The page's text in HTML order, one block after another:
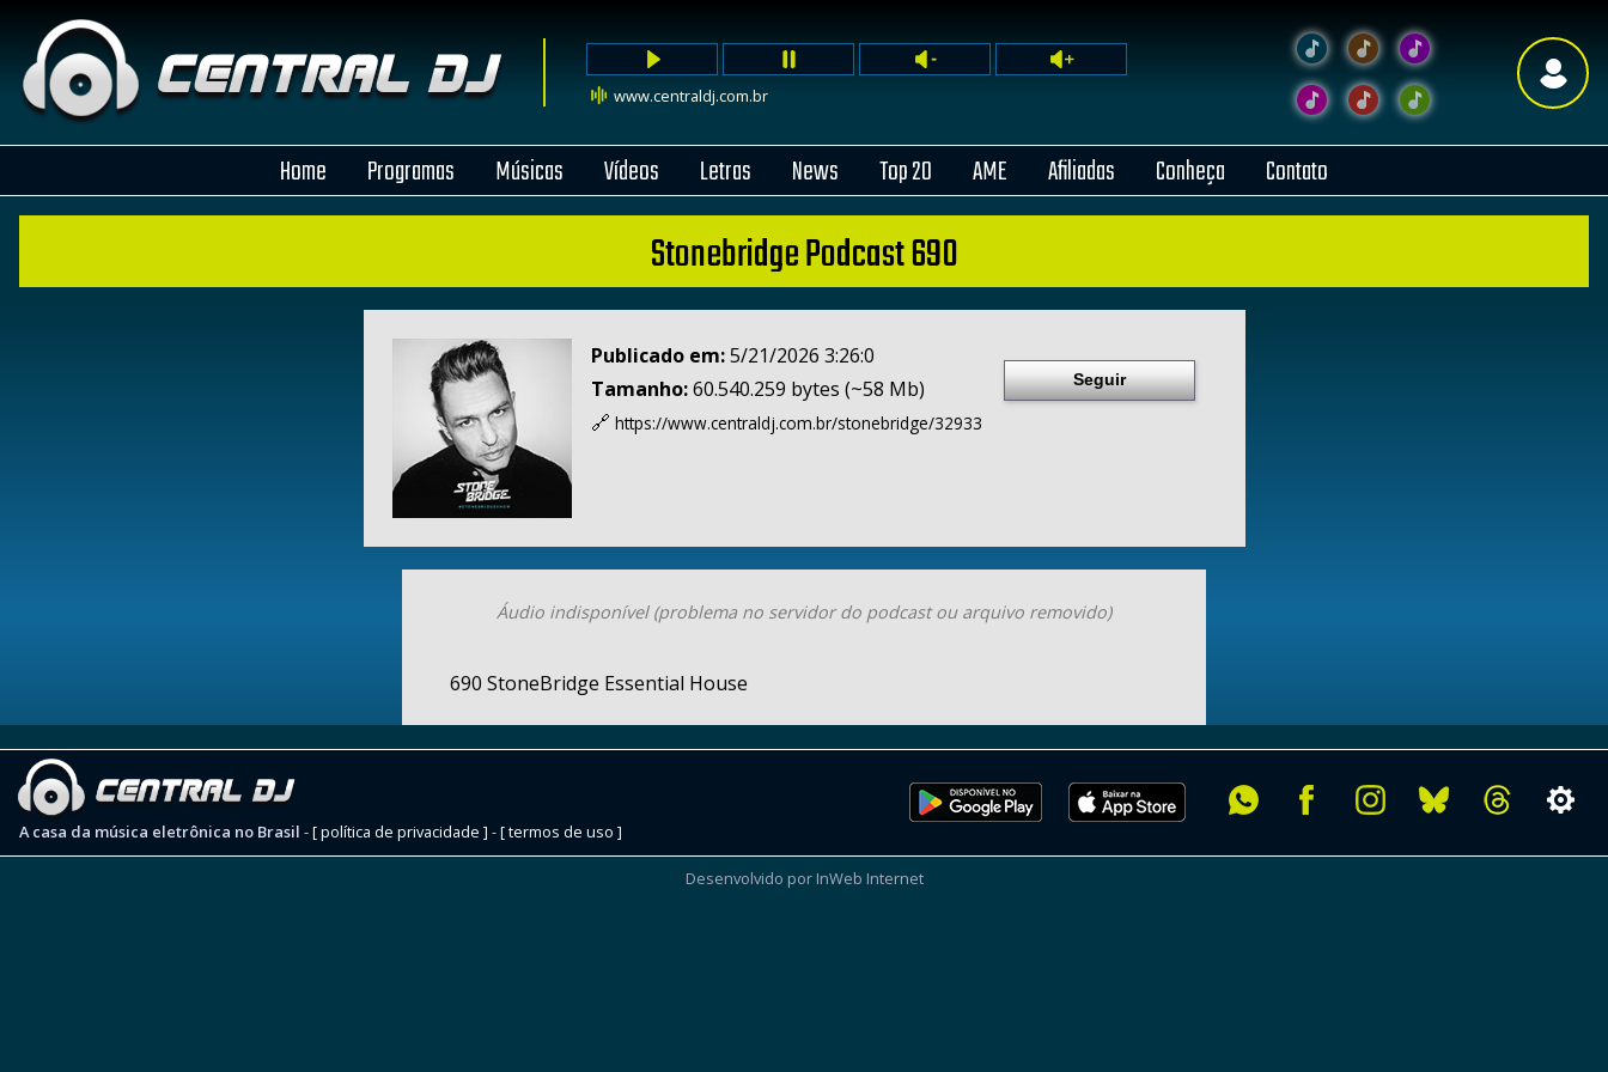
www.centraldj.com.br
Home Programas Músicas Vídeos Letras News Top 20 AME Afiliadas Conheça Contato
Stonebridge Podcast 690
Publicado em: 5/21/2026 3:26:0
Tamanho:60.540.259 bytes (~58 Mb)
🔗 https://www.centraldj.com.br/stonebridge/32933
Seguir
Áudio indisponível (problema no servidor do podcast ou arquivo removido)
690 StoneBridge Essential House
A casa da música eletrônica no Brasil -[ política de privacidade ] -[ termos de uso ]
Desenvolvido por InWeb Internet